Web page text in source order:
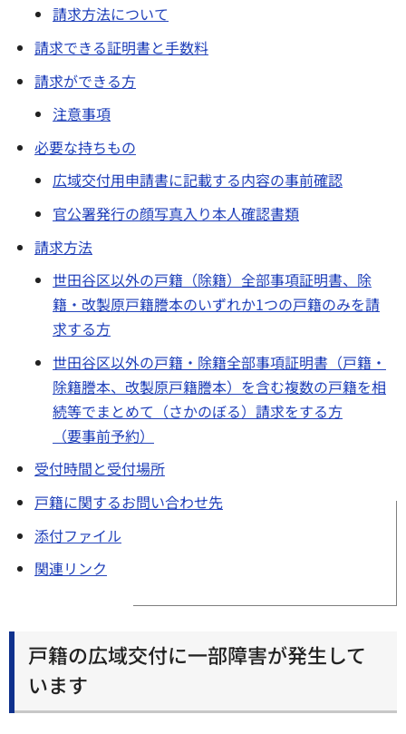
請求方法について
請求できる証明書と手数料
請求ができる方
注意事項
必要な持ちもの
広域交付用申請書に記載する内容の事前確認
官公署発行の顔写真入り本人確認書類
請求方法
世田谷区以外の戸籍（除籍）全部事項証明書、除
籍・改製原戸籍謄本のいずれか1つの戸籍のみを請
求する方
世田谷区以外の戸籍・除籍全部事項証明書（戸籍・
除籍謄本、改製原戸籍謄本）を含む複数の戸籍を相
続等でまとめて（さかのぼる）請求をする方
（要事前予約）
受付時間と受付場所
戸籍に関するお問い合わせ先
添付ファイル
関連リンク
戸籍の広域交付に一部障害が発生して
います